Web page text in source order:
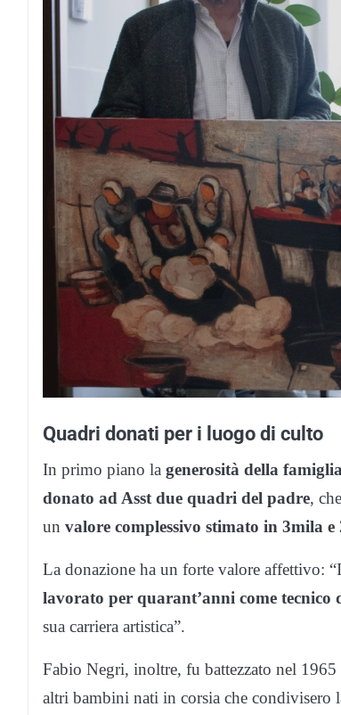
Quadri donati per i luogo di culto
In primo piano la generosità della
donato ad Asst due quadri del padre,
un valore complessivo stimato in 3mila e
La donazione ha un forte valore affettivo:
lavorato per quarant’anni come tecnico
sua carriera artistica”.
Fabio Negri, inoltre, fu battezzato nel
altri bambini nati in corsia che condivisero